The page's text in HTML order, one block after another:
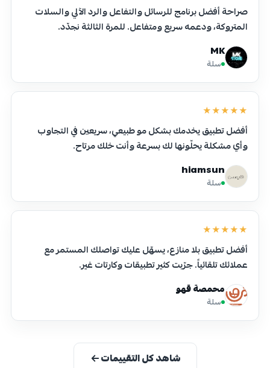
صراحة أفضل برنامج للرسائل والتفاعل والرد الآلي والسلات
المتروكة، ودعمه سريع ومتفاعل. للمرة الثالثة نجدّد.
MK
سلة
★★★★★
أفضل تطبيق يخدمك بشكل مو طبيعي، سريعين في التجاوب
وأي مشكلة يحلّونها لك بسرعة وأنت خلك مرتاح.
hiamsun
سلة
★★★★★
أفضل تطبيق بلا منازع، يسهّل عليك تواصلك المستمر مع
عملائك تلقائياً. جرّبت كثير تطبيقات وكارتات غير.
محمصة قهو
سلة
شاهد كل التقييمات